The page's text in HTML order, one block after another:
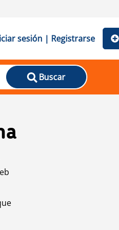
sesión | Registrarse
Buscar